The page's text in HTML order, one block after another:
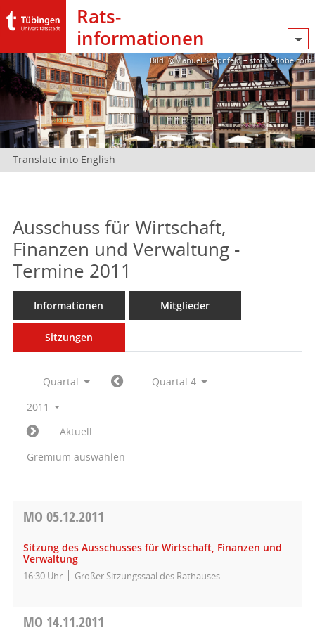
Rats­
informationen
Bild: @Manuel Schönfeld – stock.adobe.com
Translate into English
Ausschuss für Wirtschaft,
Finanzen und Verwaltung -
Termine 2011
Informationen Mitglieder
Sitzungen
Quartal
Quartal 4
2011
Aktuell
Gremium auswählen
MO 05.12.2011
Sitzung des Ausschusses für Wirtschaft, Finanzen und
Verwaltung
16:30 Uhr Großer Sitzungssaal des Rathauses
MO 14.11.2011